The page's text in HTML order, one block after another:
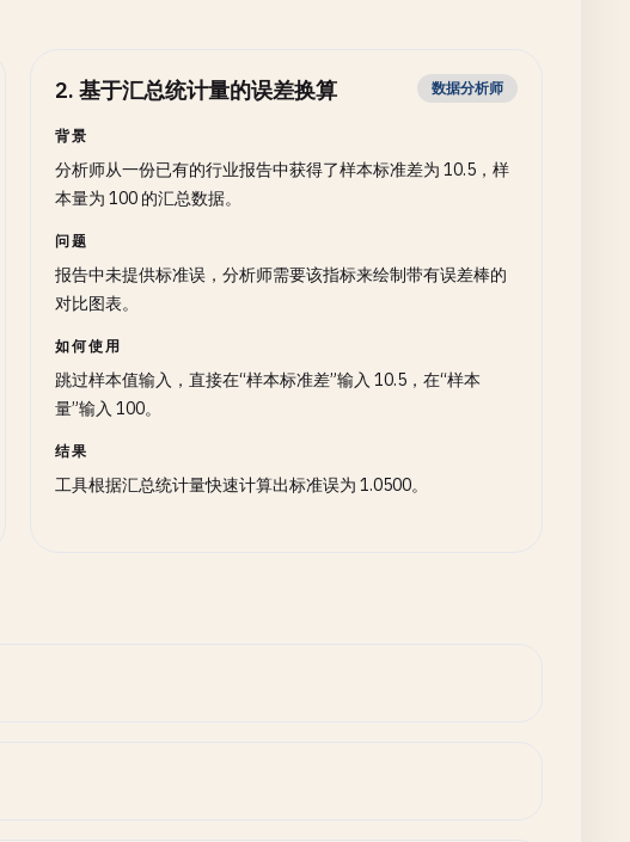
2. 基于汇总统计量的误差换算 数据分析师
背景
分析师从一份已有的行业报告中获得了样本标准差为 10.5，样
本量为 100 的汇总数据。
问题
报告中未提供标准误，分析师需要该指标来绘制带有误差棒的
对比图表。
如何使用
跳过样本值输入，直接在“样本标准差”输入 10.5，在“样本
量”输入 100。
结果
工具根据汇总统计量快速计算出标准误为 1.0500。